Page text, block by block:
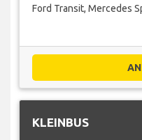
Ford Transit, Mercedes
KLEINBUS